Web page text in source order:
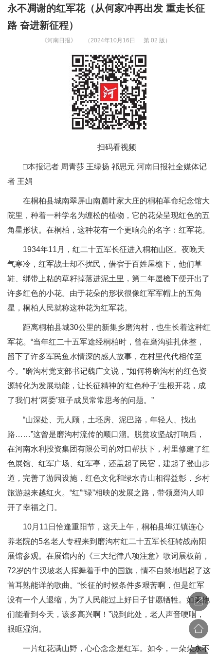
永不凋谢的红军花（从何家冲再出发 重走长征
路 奋进新征程）
《河南日报》 （2024年10月16日 第 02 版）
扫码看视频
□本报记者 周青莎 王绿扬 祁思元 河南日报社全媒体记
者 王娟
在桐柏县城南翠屏山南麓叶家大庄的桐柏革命纪念馆大
院里，种着一种学名为缠松的植物，它的花朵呈现红色的五
角星形状。在桐柏，这种花有一个更响亮的名字：红军花。
1934年11月，红二十五军长征进入桐柏山区。夜晚天
气寒冷，红军战士却不扰民，借宿于百姓屋檐下，他们草
鞋、绑带上粘的草籽掉落进泥土里，第二年屋檐下便开出了
许多红色的小花。由于花朵的形状很像红军军帽上的五角
星，桐柏人民就称这种花为红军花。
距离桐柏县城30公里的新集乡磨沟村，也生长着这种红
军花。“当年红二十五军途经桐柏时，曾在磨沟驻扎休整，
留下了许多军民鱼水情深的感人故事，在村里代代相传至
今。”磨沟村党支部书记魏广文说，“如何将磨沟村的红色资
源转化为发展动能，让长征精神的‘红色种子’生根开花，成
了我们村‘两委’班子成员常常思考的问题。”
“山深处、无人顾，土坯房、泥巴路，年轻人、找出
路……”这曾是磨沟村流传的顺口溜。脱贫攻坚战打响后，
在河南水利投资集团有限公司的对口帮扶下，村里修建了红
色展馆、红军广场、红军亭，还盖起了民宿，建起了登山步
道，完善了游园设施，红色文化和绿水青山相得益彰，乡村
旅游越来越红火。“红”“绿”相映的发展之路，带领磨沟人叩
开了幸福之门。
10月11日恰逢重阳节，这天上午，桐柏县埠江镇连心
养老院的5名老人专程来到磨沟村红二十五军长征转战南阳
展馆参观。在展馆内的《三大纪律八项注意》歌词展板前，
72岁的牛汉坡老人挥舞着手中的国旗，情不自禁地唱起了这
首耳熟能详的歌曲。“长征的时候条件多艰苦啊，但是红军
没有一个人退缩，为了人民能过上好日子甘愿牺牲。如果他
们能看到今天，该多高兴啊！”说到此处，老人声音哽咽，
眼眶湿润。
一片红花满山野，心心念念是红军。如今，一朵朵永不